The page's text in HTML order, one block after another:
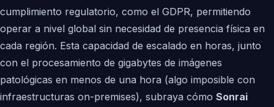
cumplimiento regulatorio, como el GDPR, permitiendo
operar a nivel global sin necesidad de presencia física en
cada región. Esta capacidad de escalado en horas, junto
con el procesamiento de gigabytes de imágenes
patológicas en menos de una hora (algo imposible con
infraestructuras on-premises), subraya cómo Sonrai